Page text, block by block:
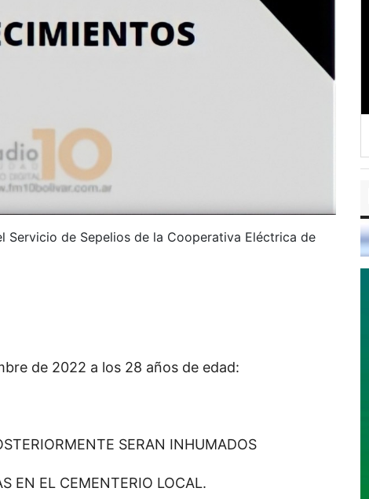
Servicio de Sepelios de la Cooperativa Eléctrica de
de 2022 a los 28 años de edad:
SERAN INHUMADOS
EN EL CEMENTERIO LOCAL.